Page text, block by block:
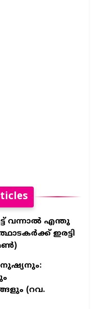
വന്നാൽ എന്തു
ഇരട്ടി
(റവ.